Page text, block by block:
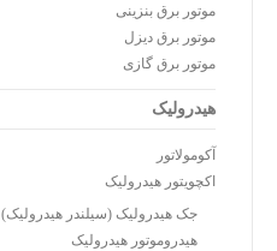
موتور برق بنزینی
موتور برق دیزل
موتور برق گازی
هیدرولیک
آکومولاتور
اکچویتور هیدرولیک
جک هیدرولیک (سیلندر هیدرولیک)
هیدروموتور هیدرولیک